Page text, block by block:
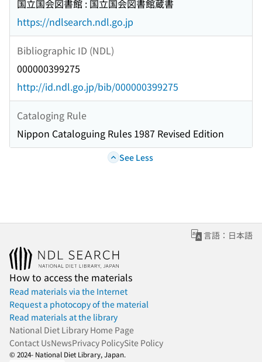
国立国会図書館 : 国立国会図書館蔵書
https://ndlsearch.ndl.go.jp
Bibliographic ID (NDL)
000000399275
http://id.ndl.go.jp/bib/000000399275
Cataloging Rule
Nippon Cataloguing Rules 1987 Revised Edition
See Less
言語：日本語
How to access the materials
Read materials via the Internet
Request a photocopy of the material
Read materials at the library
National Diet Library Home Page
Contact UsNewsPrivacy PolicySite Policy
© 2024- National Diet Library, Japan.